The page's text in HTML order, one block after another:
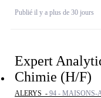
Publié il y a plus de 30 jours
Expert
Chimie (H/F)
ALERYS - 94 - MAISONS-